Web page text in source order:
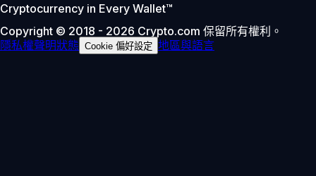
Cryptocurrency in Every Wallet™
Copyright © 2018 - 2026 Crypto.com 保留所有權利。
隱私權聲明狀態 Cookie 偏好設定 地區與語言